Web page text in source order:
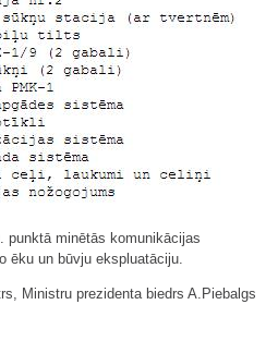
punktā minētās komunikācijas
ēku un būvju ekspluatāciju.
Ministru prezidenta biedrs A.Piebalgs